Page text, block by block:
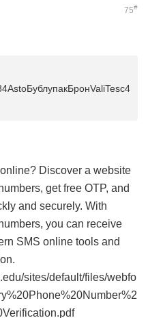
75#
Discover a website
get free OTP, and
and securely. With
you can receive
SMS online tools and
sites/default/files/webfo